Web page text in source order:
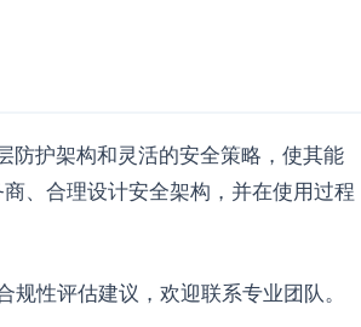
防护架构和灵活的安全策略，使其能
、合理设计安全架构，并在使用过程
性评估建议，欢迎联系专业团队。